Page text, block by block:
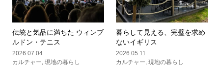
伝統と気品に満ちた ウィンブ
ルドン・テニス
2026.07.04
カルチャー, 現地の暮らし
暮らして見える、完璧を求め
ないイギリス
2026.05.11
カルチャー,現地の暮らし